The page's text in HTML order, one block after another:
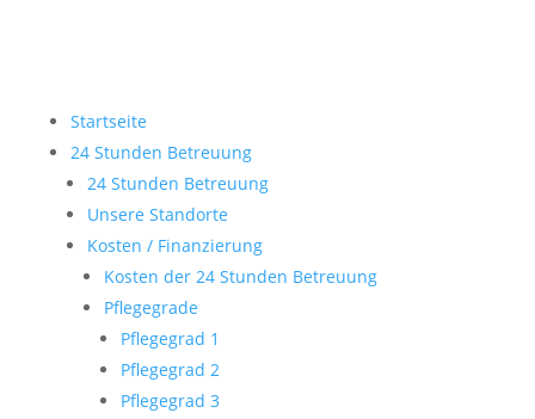
Startseite
24 Stunden Betreuung
24 Stunden Betreuung
Unsere Standorte
Kosten / Finanzierung
Kosten der 24 Stunden Betreuung
Pflegegrade
Pflegegrad 1
Pflegegrad 2
Pflegegrad 3